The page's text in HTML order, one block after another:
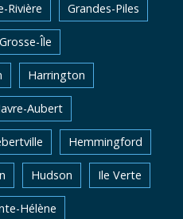
Rivière Grandes-Piles
Grosse-Île
Harrington
Aubert
Hemmingford
Hudson Ile Verte
Hélène